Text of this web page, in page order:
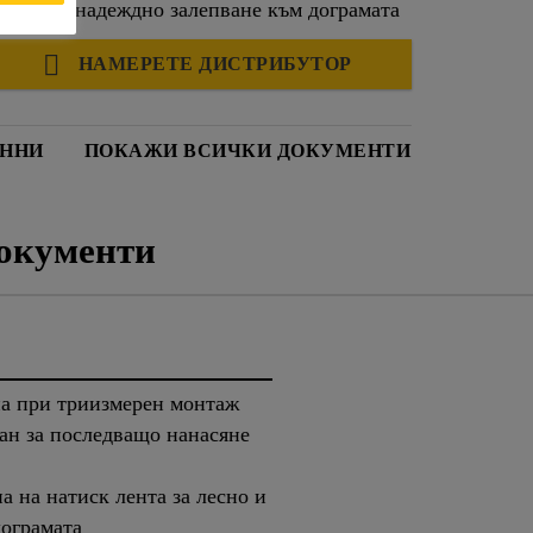
и надеждно залепване към дограмата
НАМЕРЕТЕ ДИСТРИБУТОР
ПОКАЖИ ВСИЧКИ ДОКУМЕНТИ
при триизмерен монтаж
за последващо нанасяне
на натиск лента за лесно и